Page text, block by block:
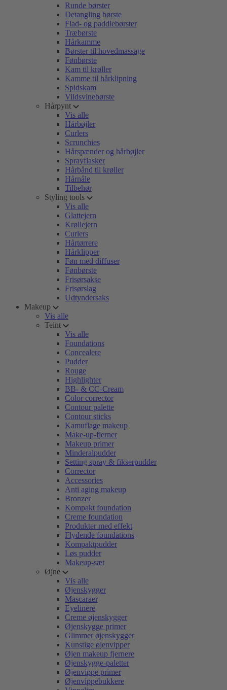
Runde børster
Detangling børste
Flad- og paddlebørster
Træbørste
Hårkamme
Børster til hovedmassage
Fønbørste
Kam til krøller
Kamme til hårklipning
Spidskam
Vildsvinebørste
Hårpynt
Vis alle
Hårbøjler
Curlers
Scrunchies
Hårspænder og hårbøjler
Sprayflasker
Hårbånd til krøller
Hårnåle
Tilbehør
Styling tools
Vis alle
Glattejern
Krøllejern
Curlers
Hårtørrere
Hårklipper
Føn med diffuser
Fønbørste
Frisørsakse
Frisørslag
Udtyndersaks
Makeup
Vis alle
Teint
Vis alle
Foundations
Concealere
Pudder
Rouge
Highlighter
BB- & CC-Cream
Color corrector
Contour palette
Contour sticks
Kamuflage makeup
Make-up-fjerner
Makeup primer
Minderalpudder
Setting spray & fikserpudder
Corrector
Accessories
Anti aging makeup
Bronzer
Kompakt foundation
Creme foundation
Produkter med effekt
Flydende foundations
Kompaktpudder
Løs pudder
Makeup-sæt
Øjne
Vis alle
Øjenskygger
Mascaraer
Eyelinere
Creme øjenskygger
Øjenskygge primer
Glimmer øjenskygger
Kunstige øjenvipper
Øjen makeup fjernere
Øjenskygge-paletter
Øjenvippe primer
Øjenvippebukkere